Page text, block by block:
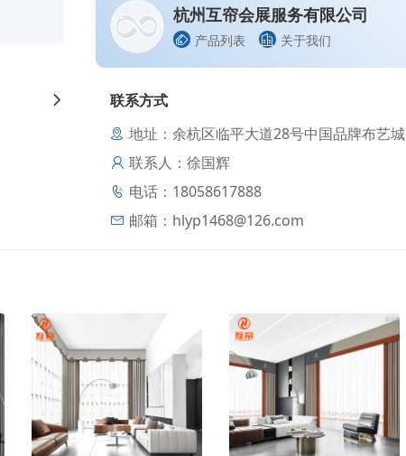
杭州互帘会展服务有限公司
产品列表 关于我们
联系方式
地址：余杭区临平大道28号中国品牌布艺城
联系人：徐国辉
电话：18058617888
邮箱： hlyp1468@126.com